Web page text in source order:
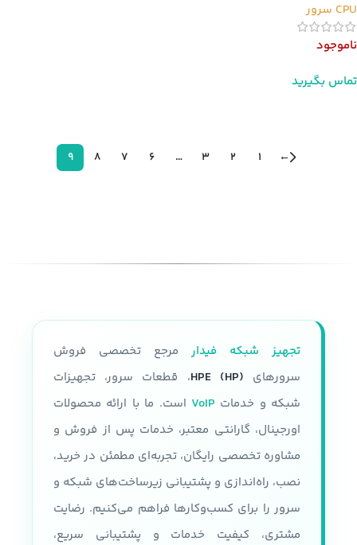
CPU سرور
ناموجود
تماس بگیرید
←
1
2
3
…
6
7
8
9
تجهیز شبکه فیدار مرجع تخصصی فروش
سرورهای HPE (HP)، قطعات سرور، تجهیزات
شبکه و خدمات VoIP است. ما با ارائه محصولات
اورجینال، گارانتی معتبر، خدمات پس از فروش و
مشاوره تخصصی رایگان، تجربه‌ای مطمئن در خرید،
نصب، راه‌اندازی و پشتیبانی زیرساخت‌های شبکه و
سرور را برای کسب‌وکارها فراهم می‌کنیم. رضایت
مشتری، کیفیت خدمات و پشتیبانی سریع،